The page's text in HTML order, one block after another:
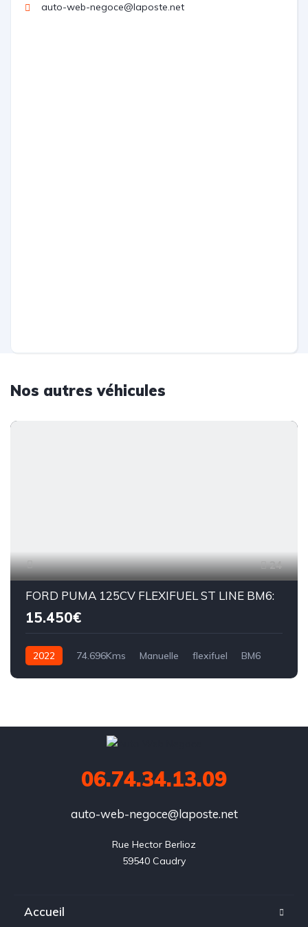
auto-web-negoce@laposte.net
Nos autres véhicules
24
FORD PUMA 125CV FLEXIFUEL ST LINE BM6:
15.450€
2022 74.696Kms Manuelle flexifuel BM6
06.74.34.13.09
auto-web-negoce@laposte.net
Rue Hector Berlioz
59540 Caudry
Accueil